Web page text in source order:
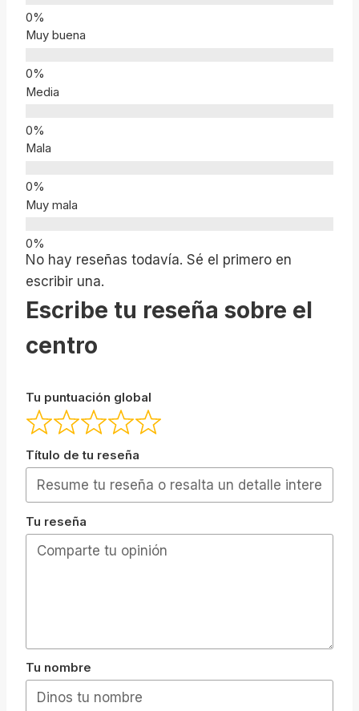
Muy buena
Media
Mala
Muy mala
No hay reseñas todavía. Sé el primero en
escribir una.
Escribe tu reseña sobre el
centro
Tu puntuación global
Título de tu reseña
Tu reseña
Tu nombre